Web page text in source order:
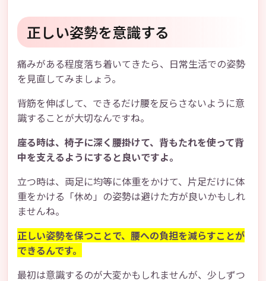
正しい姿勢を意識する
痛みがある程度落ち着いてきたら、日常生活での姿勢
を見直してみましょう。
背筋を伸ばして、できるだけ腰を反らさないように意
識することが大切なんですね。
座る時は、椅子に深く腰掛けて、背もたれを使って背
中を支えるようにすると良いですよ。
立つ時は、両足に均等に体重をかけて、片足だけに体
重をかける「休め」の姿勢は避けた方が良いかもしれ
ませんね。
正しい姿勢を保つことで、腰への負担を減らすことが
できるんです。
最初は意識するのが大変かもしれませんが、少しずつ